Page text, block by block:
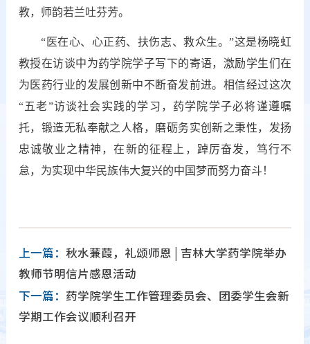
教，师韵若兰吐芬芳。
“医在心、心正药、扶伤志、救众生。”这是杨晓虹
教授在访谈中为药学院学子写下的寄语，激励学生们在
为医药行业的发展创新中不断奋发前进。 相信经过这次
“五老”访谈社会实践的学习 ，药学院学子必将谨遵嘱
托，锻造无私奉献之人格，磨砺务实创新之秉性，发扬
忠诚敬业之精神，在新的征程上，踔厉奋发，笃行不
怠，为实现中华民族伟大复兴的中国梦而努力奋斗！
上一篇： 秋水蒹葭，礼颂师恩 | 吉林大学药学院举办
教师节明信片感恩活动
下一篇： 药学院学生工作管理委员会、团委学生会新
学期工作会议顺利召开